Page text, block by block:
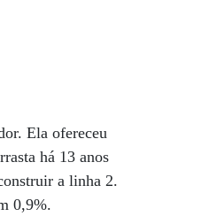
Ela ofereceu
há 13 anos
a linha 2.
0,9%.